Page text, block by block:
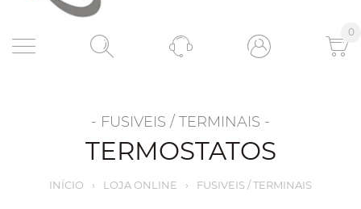
0
- FUSIVEIS / TERMINAIS -
TERMOSTATOS
INÍCIO › LOJA ONLINE › FUSIVEIS / TERMINAIS